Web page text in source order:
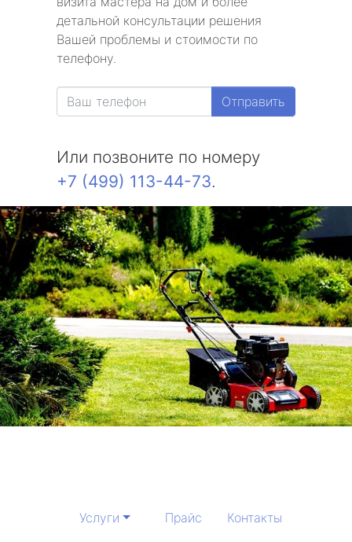
детальной консультации решения
Вашей проблемы и стоимости по
телефону.
Отправить
Или позвоните по номеру
+7 (499) 113-44-73.
Услуги Прайс
Контакты